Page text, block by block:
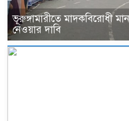
ভূরুঙ্গামারীতে মাদকবিরোধী
নেওয়ার দাবি